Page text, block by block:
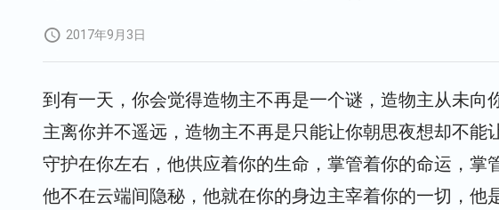
2017年9月3日
到有一天，你会觉得造物主不再是一个谜，造物主从未向
主离你并不遥远，造物主不再是只能让你朝思夜想却不能
守护在你左右，他供应着你的生命，掌管着你的命运，掌
他不在云端间隐秘，他就在你的身边主宰着你的一切，他